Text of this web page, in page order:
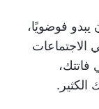
فوضويًا،
الاجتماعات
فاتتك،
الكثير.